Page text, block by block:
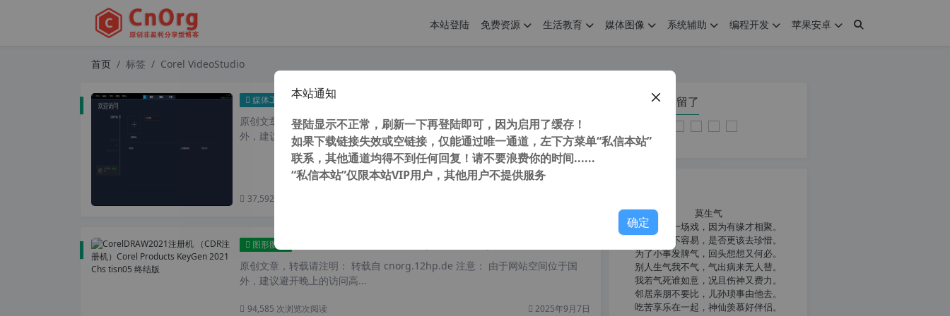
本站登陆 免费资源 生活教育 媒体图像 系统辅助 编程开发 苹果安卓
首页 标签 Corel VideoStudio
媒体工具 Corel VideoStudio Ultimate （会声会影2023旗舰版） v26.0.0.136 多国语言中文版 视频剪辑软件
原创文章，转载请注明： 转载自cnorg.12hp.de 注意：由于网站空间位于国
外，建议避开晚上的访问高峰期...
37,592 次浏览
图形图像
原创文章，转载请注明： 转载自 cnorg.12hp.de 注意： 由于网站空间位于国
外，建议避开晚上的访问高...
94,585 次浏览次阅读 2025年9月7日
您在本页停留了
莫生气
人生就像一场戏，因为有缘才相聚。
相扶到老不容易，是否更该去珍惜。
为了小事发脾气，回头想想又何必。
别人生气我不气，气出病来无人替。
我若气死谁如意，况且伤神又费力。
邻居亲朋不要比，儿孙琐事由他去。
吃苦享乐在一起，神仙羡慕好伴侣。
本站通知
登陆显示不正常，刷新一下再登陆即可，因为启用了缓存！
如果下载链接失效或空链接，仅能通过唯一通道，左下方菜单“私信本站”
联系，其他通道均得不到任何回复！请不要浪费你的时间......
“私信本站”仅限本站VIP用户，其他用户不提供服务
确定